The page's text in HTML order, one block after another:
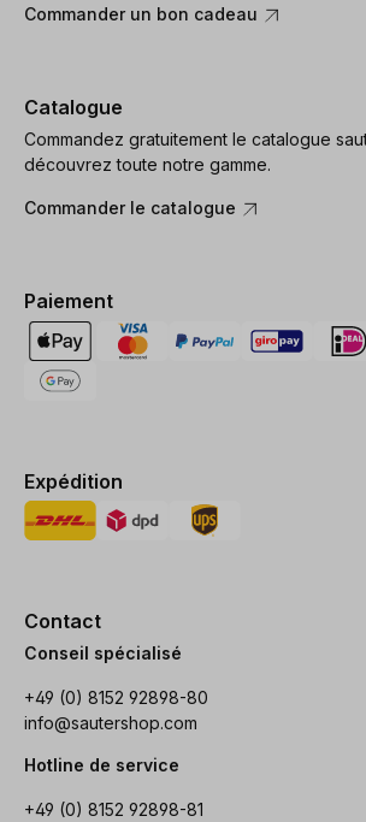
Commander un bon cadeau
Catalogue
Commandez gratuitement le catalogue
découvrez toute notre gamme.
Commander le catalogue
Paiement
Expédition
Contact
Conseil spécialisé
+49 (0) 8152 92898-80
info@sautershop.com
Hotline de service
+49 (0) 8152 92898-81